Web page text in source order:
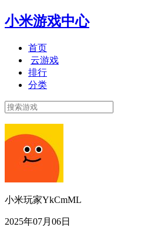
小米游戏中心
首页
云游戏
排行
分类
小米玩家YkCmML
2025年07月06日